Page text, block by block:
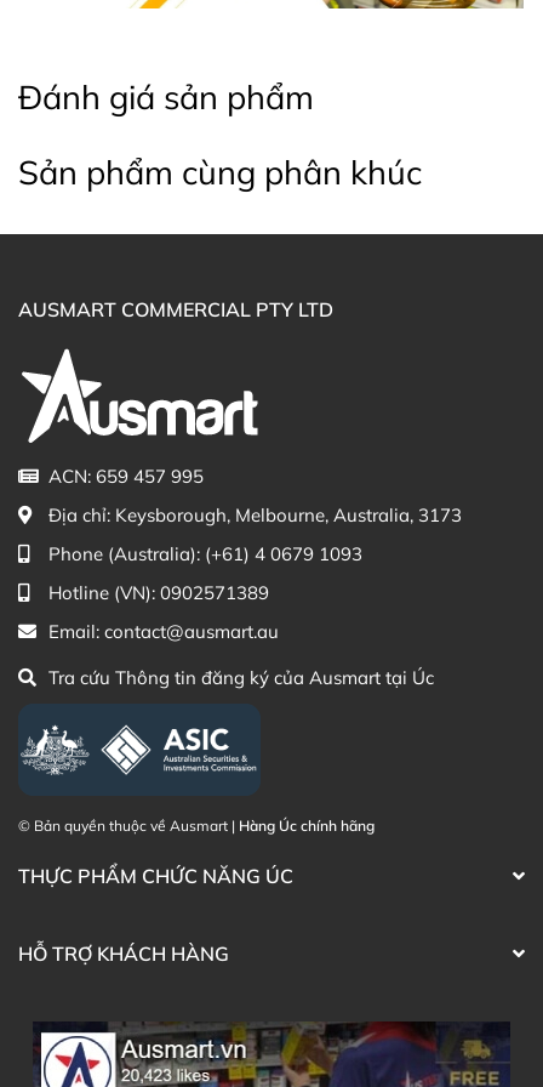
Loại da phù hợp
Thích hợp cho da khô và da nhạy cảm.
Thành phần Kem Topiderm Aqueous Cream
SLS Free
Nước,parafin mềm trắng,cetostearyl alcohol
Hướng dẫn sử dụng Kem dưỡng ẩm Topiderm
Làm kem dưỡng ẩm
: Massage nhẹ nhàng kem vào
da càng thường xuyên càng tốt.
Sử dụng như chất thay thế xà phòng
khi sử dụng, thoa kem một cách thoải mái, sau đó
với mắt và da đang rỉ nước.
Chỉ dẫn bảo quản
đông lạnh.
Đánh giá sản phẩm
Sản phẩm cùng phân khúc
AUSMART COMMERCIAL PTY LTD
ACN: 659 457 995
Địa chỉ: Keysborough, Melbourne, Australia, 3173
Phone (Australia): (+61) 4 0679 1093
Hotline (VN): 0902571389
Email: contact@ausmart.au
Tra cứu Thông tin đăng ký của Ausmart tại Úc
© Bản quyền thuộc về Ausmart | Hàng Úc chính hãng
THỰC PHẨM CHỨC NĂNG ÚC
HỖ TRỢ KHÁCH HÀNG